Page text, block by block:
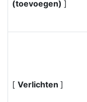
(toevoegen) ]
[ Verlichten ]